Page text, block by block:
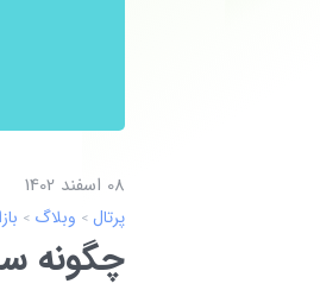
08 اسفند 1402
پرتال وبلاگ
چگونه